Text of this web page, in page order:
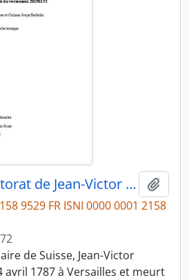
Deuxième directorat de Jean-Victor Schnetz (1853-1866)
9529 FR ISNI 0000 0001 2158
de Suisse, Jean-Victor
avril 1787 à Versailles et meurt